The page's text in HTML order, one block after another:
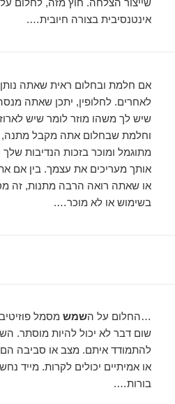
אינטנסיבית בצורה חיובית….
אם חלמת ובחלום ראית שאתה
לאחרים. לחלופין, יתכן שאתה
שיש לך משהו מוזר לומר שיש
וחלמת שבחלום אתה מקבל
מתוגמל ומוכר בזכות הנדיבות
אותך מעריכים את עצמך. בין אם
או שאתה רואה הרבה מתנות, זה
בשימוש או לא מוכר….
…החלום על השמש מסמל
שום דבר לא יכול להיות מוסתר.
להתמודד איתם. מצב או סביבה הם
או אמיתיים יכולים לקרות. מייד
בורות….